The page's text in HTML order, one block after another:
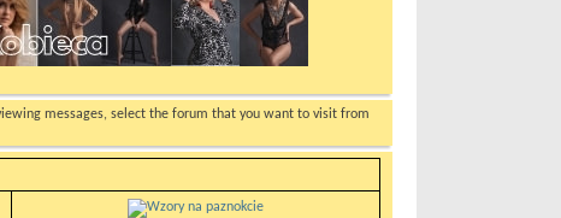
messages, select the forum that you want to visit from